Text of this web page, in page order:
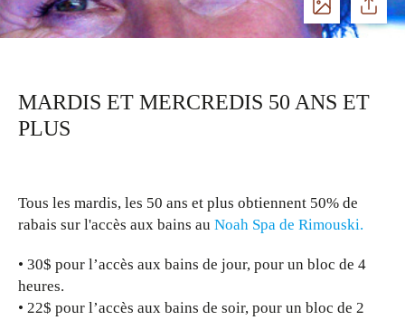
Voir
photos
MARDIS ET MERCREDIS 50 ANS ET
PLUS
Tous les mardis, les 50 ans et plus obtiennent 50% de
rabais sur l'accès aux bains au Noah Spa de Rimouski.
30$ pour l’accès aux bains de jour, pour un bloc de 4
heures.
22$ pour l’accès aux bains de soir, pour un bloc de 2